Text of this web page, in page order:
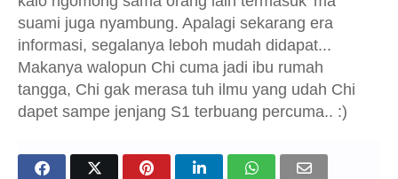
suami juga nyambung. Apalagi sekarang era
informasi, segalanya leboh mudah didapat...
Makanya walopun Chi cuma jadi ibu rumah
tangga, Chi gak merasa tuh ilmu yang udah Chi
dapet sampe jenjang S1 terbuang percuma.. :)